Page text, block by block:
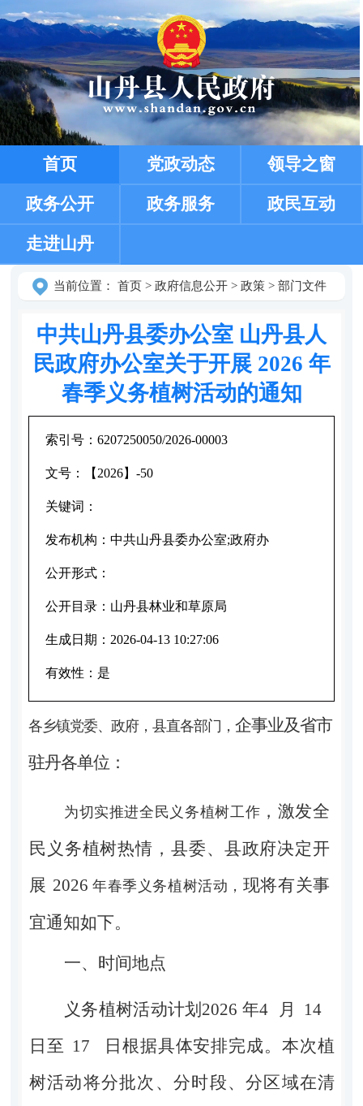
首页 党政动态 领导之窗
政务公开 政务服务 政民互动
走进山丹
当前位置： 首页> 政府信息公开> 政策> 部门文件
中共山丹县委办公室 山丹县人
民政府办公室关于开展 2026 年
春季义务植树活动的通知
索引号： 6207250050/2026-00003
文号： 【2026】-50
关键词：
发布机构： 中共山丹县委办公室;政府办
公开形式：
公开目录： 山丹县林业和草原局
生成日期： 2026-04-13 10:27:06
有效性： 是
各乡镇党委、政府， 县直各部门， 企事业及省市
驻丹各单位：
为切实推进全民义务植树工作 ，激发全
民义务植树热情， 县委、县政府决定开
展 2026年春季义务植树活动， 现将有关事
宜通知如下。
一、时间地点
义务植树活动计划 2026 年4 月
14
日至 17 日根据具体安排完成。本次植
树活动将分批次、分时段、分区域在清